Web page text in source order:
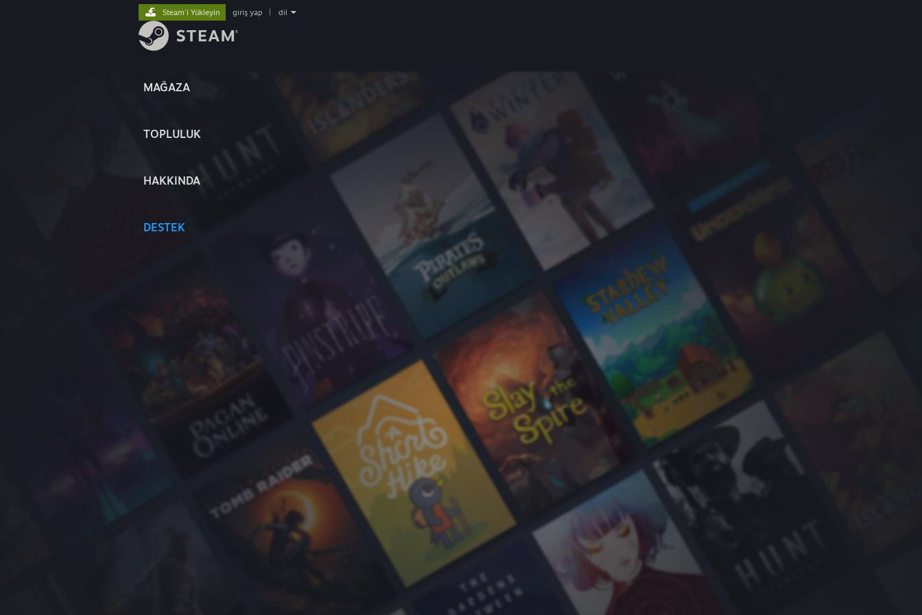
MAĞAZA
TOPLULUK
HAKKINDA
DESTEK
Steam'i Yükleyin giriş yap dil